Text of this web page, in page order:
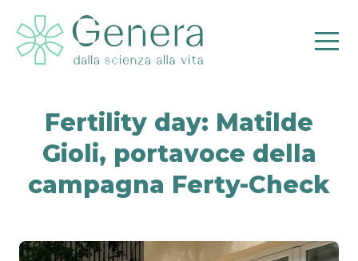
Fertility day: Matilde
Gioli, portavoce della
campagna Ferty-Check